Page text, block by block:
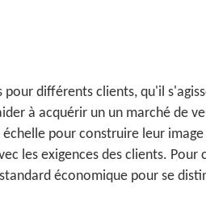
différents clients, qu'il
à acquérir un un marché de
pour construire leur
les exigences des clients. Pour
économique pour se